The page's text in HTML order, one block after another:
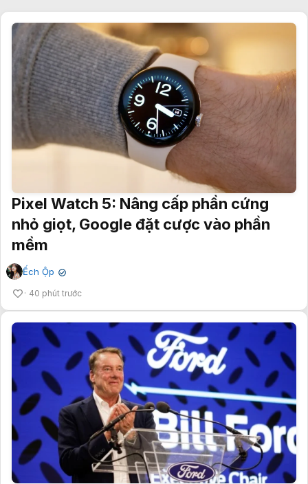
Pixel Watch 5: Nâng cấp phần cứng
nhỏ giọt, Google đặt cược vào phần
mềm
Ếch Ộp ✔
40 phút trước